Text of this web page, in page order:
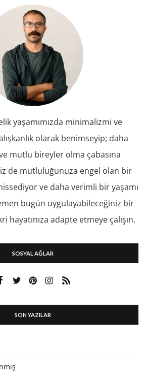
yaşamımızda minimalizmi ve
olarak benimseyip; daha
mutlu bireyler olma çabasına
de mutluluğunuza engel olan bir
ve daha verimli bir yaşamı
bugün uygulayabileceğiniz bir
hayatınıza adapte etmeye çalışın.
SOSYAL AĞLAR
SON YAZILAR